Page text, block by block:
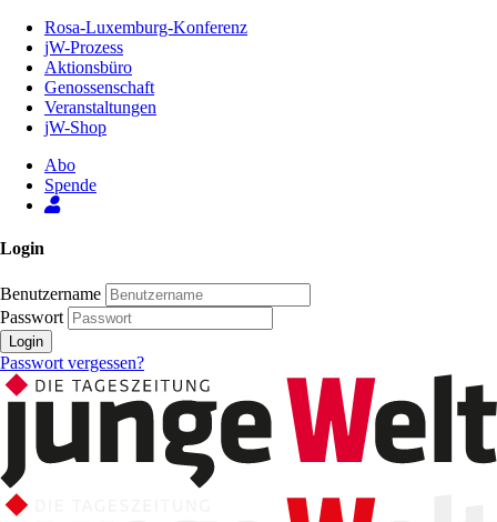
Inhalt
Seite
Rosa-Luxemburg-Konferenz
jW-Prozess
Aktionsbüro
Genossenschaft
Veranstaltungen
jW-Shop
Abo
Spende
Login
Benutzername
Passwort
Login
Passwort vergessen?